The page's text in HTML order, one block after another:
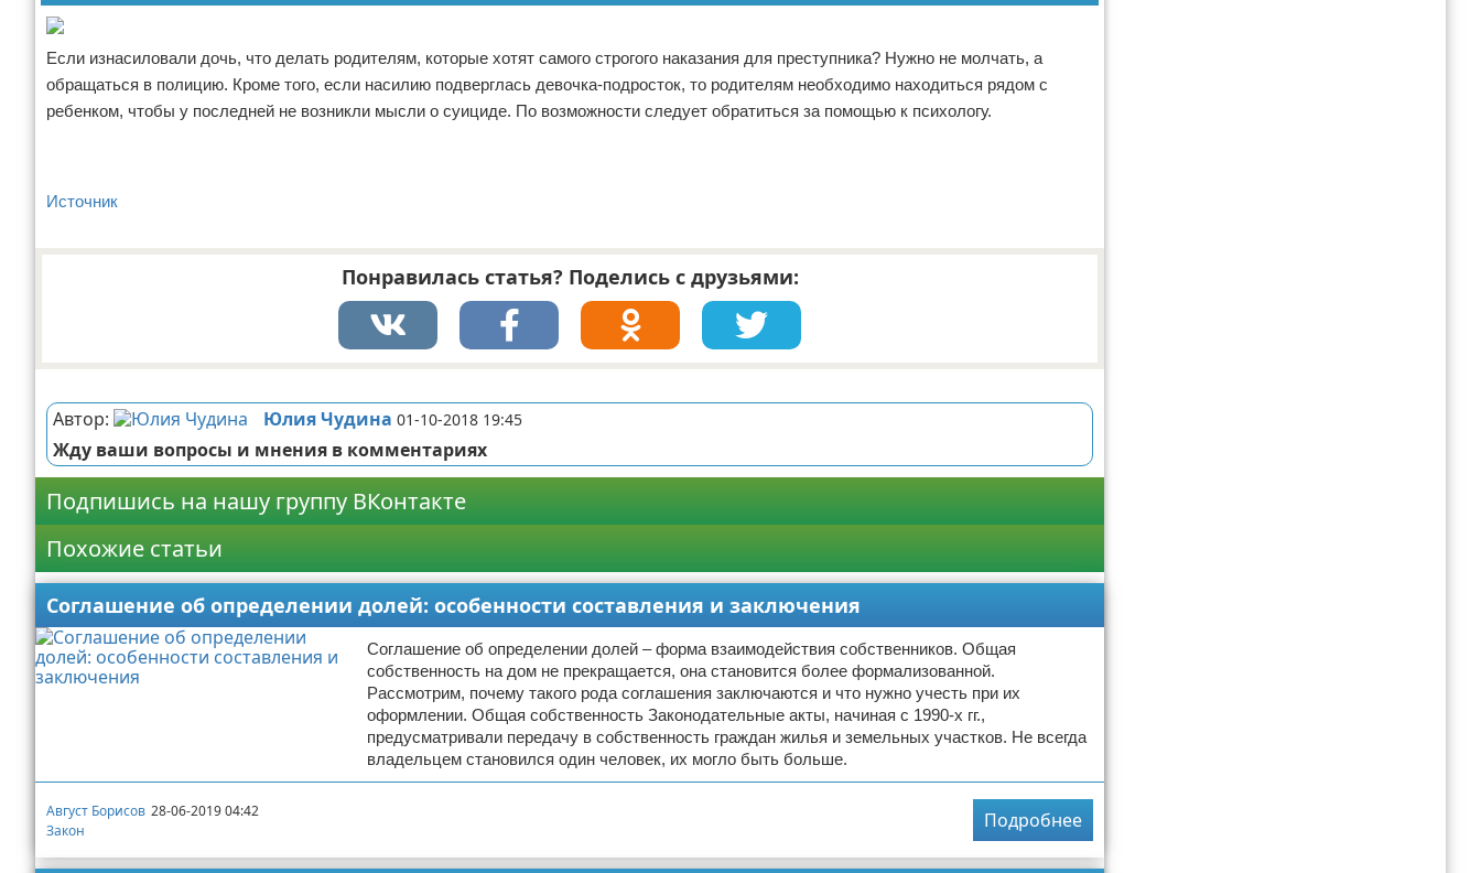
Если изнасиловали дочь, что делать родителям, которые хотят самого строгого наказания для преступника? Нужно не молчать, а
обращаться в полицию. Кроме того, если насилию подверглась девочка-подросток, то родителям необходимо находиться рядом с
ребенком, чтобы у последней не возникли мысли о суициде. По возможности следует обратиться за помощью к психологу.
Источник
Понравилась статья? Поделись с друзьями:
Автор: Юлия Чудина 01-10-2018 19:45
Жду ваши вопросы и мнения в комментариях
Подпишись на нашу группу ВКонтакте
Похожие статьи
Соглашение об определении долей: особенности составления и заключения
Соглашение об определении долей – форма взаимодействия собственников. Общая
собственность на дом не прекращается, она становится более формализованной.
Рассмотрим, почему такого рода соглашения заключаются и что нужно учесть при их
оформлении. Общая собственность Законодательные акты, начиная с 1990-х гг.,
предусматривали передачу в собственность граждан жилья и земельных участков. Не всегда
владельцем становился один человек, их могло быть больше.
Август Борисов 28-06-2019 04:42
Закон
Подробнее